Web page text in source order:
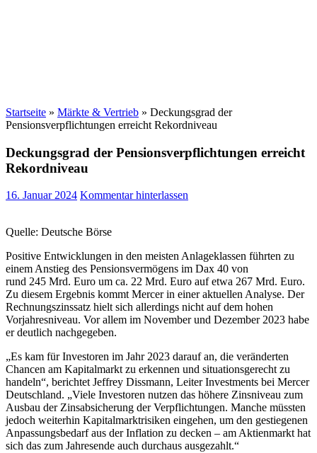
Startseite » Märkte & Vertrieb » Deckungsgrad der
Pensionsverpflichtungen erreicht Rekordniveau
Deckungsgrad der Pensionsverpflichtungen erreicht
Rekordniveau
16. Januar 2024 Kommentar hinterlassen
Quelle: Deutsche Börse
Positive Entwicklungen in den meisten Anlageklassen führten zu
einem Anstieg des Pensionsvermögens im Dax 40 von
rund 245 Mrd. Euro um ca. 22 Mrd. Euro auf etwa 267 Mrd. Euro.
Zu diesem Ergebnis kommt Mercer in einer aktuellen Analyse. Der
Rechnungszinssatz hielt sich allerdings nicht auf dem hohen
Vorjahresniveau. Vor allem im November und Dezember 2023 habe
er deutlich nachgegeben.
„Es kam für Investoren im Jahr 2023 darauf an, die veränderten
Chancen am Kapitalmarkt zu erkennen und situationsgerecht zu
handeln“, berichtet Jeffrey Dissmann, Leiter Investments bei Mercer
Deutschland. „Viele Investoren nutzen das höhere Zinsniveau zum
Ausbau der Zinsabsicherung der Verpflichtungen. Manche müssten
jedoch weiterhin Kapitalmarktrisiken eingehen, um den gestiegenen
Anpassungsbedarf aus der Inflation zu decken – am Aktienmarkt hat
sich das zum Jahresende auch durchaus ausgezahlt.“